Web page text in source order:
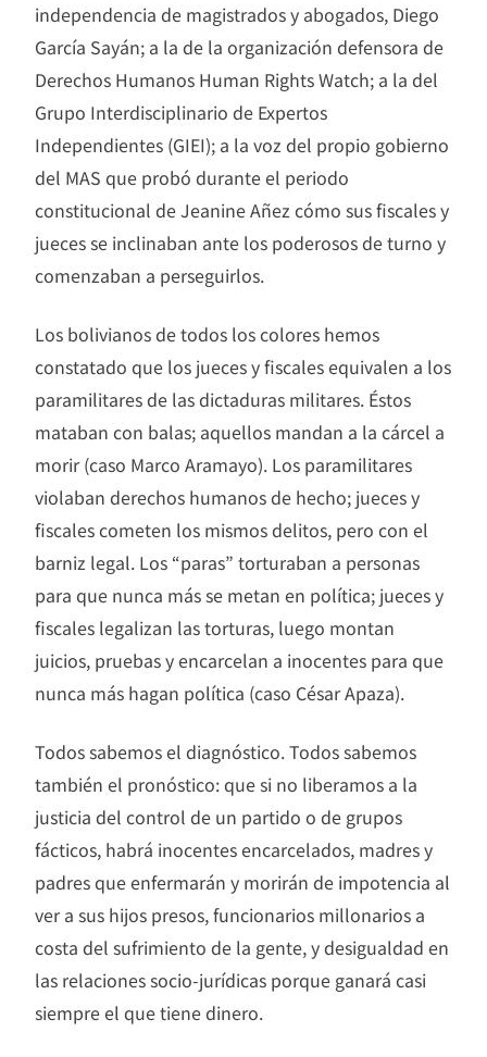
independencia de magistrados y abogados, Diego
García Sayán; a la de la organización defensora de
Derechos Humanos Human Rights Watch; a la del
Grupo Interdisciplinario de Expertos
Independientes (GIEI); a la voz del propio gobierno
del MAS que probó durante el periodo
constitucional de Jeanine Añez cómo sus fiscales y
jueces se inclinaban ante los poderosos de turno y
comenzaban a perseguirlos.
Los bolivianos de todos los colores hemos
constatado que los jueces y fiscales equivalen a los
paramilitares de las dictaduras militares. Éstos
mataban con balas; aquellos mandan a la cárcel a
morir (caso Marco Aramayo). Los paramilitares
violaban derechos humanos de hecho; jueces y
fiscales cometen los mismos delitos, pero con el
barniz legal. Los “paras” torturaban a personas
para que nunca más se metan en política; jueces y
fiscales legalizan las torturas, luego montan
juicios, pruebas y encarcelan a inocentes para que
nunca más hagan política (caso César Apaza).
Todos sabemos el diagnóstico. Todos sabemos
también el pronóstico: que si no liberamos a la
justicia del control de un partido o de grupos
fácticos, habrá inocentes encarcelados, madres y
padres que enfermarán y morirán de impotencia al
ver a sus hijos presos, funcionarios millonarios a
costa del sufrimiento de la gente, y desigualdad en
las relaciones socio-jurídicas porque ganará casi
siempre el que tiene dinero.